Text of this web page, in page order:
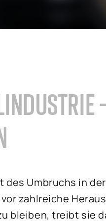
des Umbruchs in
zahlreiche
bleiben, treibt sie